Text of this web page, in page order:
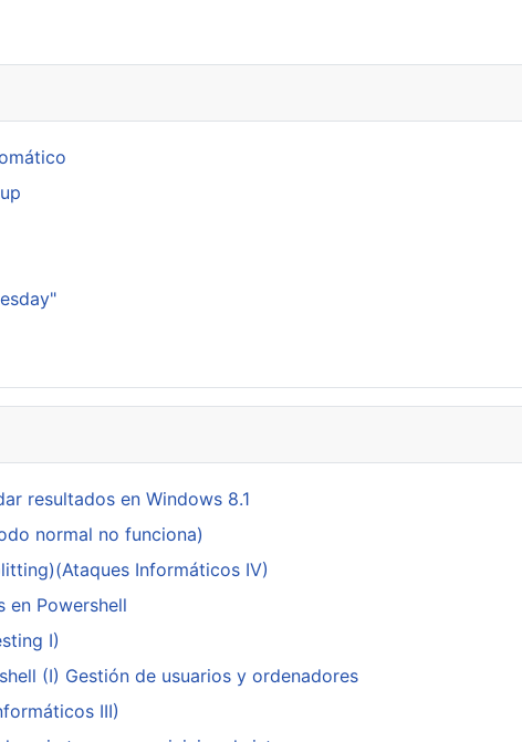
resultados en Windows 8.1
normal no funciona)
Informáticos IV)
Powershell
I)
(I) Gestión de usuarios y ordenadores
III)